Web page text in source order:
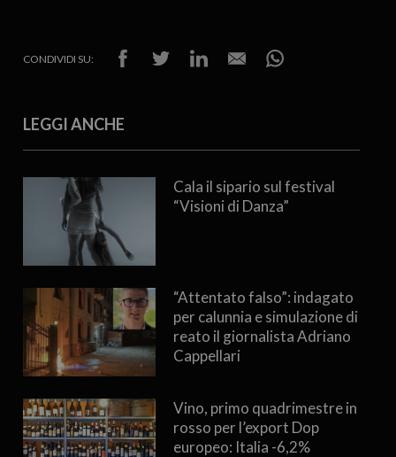
CONDIVIDI SU:
LEGGI ANCHE
Cala il sipario sul festival
“Visioni di Danza”
“Attentato falso”: indagato
per calunnia e simulazione di
reato il giornalista Adriano
Cappellari
Vino, primo quadrimestre in
rosso per l’export Dop
europeo: Italia -6,2%